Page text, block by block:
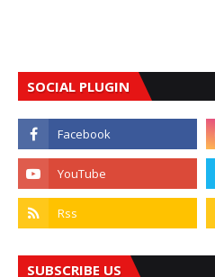
SOCIAL PLUGIN
SUBSCRIBE US